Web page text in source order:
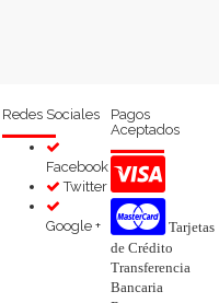
Redes Sociales
Facebook
Twitter
Google +
Pagos
Aceptados
Tarjetas
de Crédito
Transferencia
Bancaria